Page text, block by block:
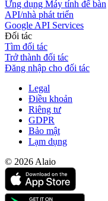
Ứng dụng Máy tính để bàn
API/nhà phát triển
Google API Services
Đối tác
Tìm đối tác
Trở thành đối tác
Đăng nhập cho đối tác
Legal
Điều khoản
Riêng tư
GDPR
Bảo mật
Lạm dụng
© 2026 Alaio